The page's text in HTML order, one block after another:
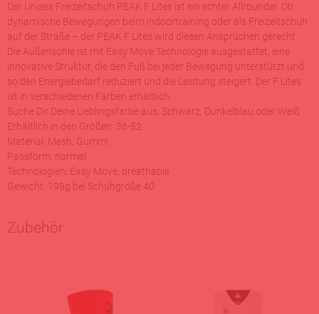
Der Unisex Freizeitschuh PEAK F Lites ist ein echter Allrounder. Ob
dynamische Bewegungen beim Indoortraining oder als Freizeitschuh
auf der Straße – der PEAK F Lites wird diesen Ansprüchen gerecht.
Die Außensohle ist mit Easy Move Technologie ausgestattet, eine
innovative Struktur, die den Fuß bei jeder Bewegung unterstützt und
so den Energiebedarf reduziert und die Leistung steigert. Der F Lites
ist in verschiedenen Farben erhältlich.
Suche Dir Deine Lieblingsfarbe aus: Schwarz, Dunkelblau oder Weiß
Erhältlich in den Größen: 36-52
Material: Mesh, Gummi
Passform: normal
Technologien: Easy Move, breathable
Gewicht: 198g bei Schuhgröße 40
Zubehör